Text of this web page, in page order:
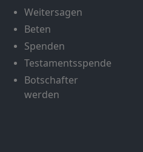
Weitersagen
Beten
Spenden
Testamentsspende
Botschafter
werden